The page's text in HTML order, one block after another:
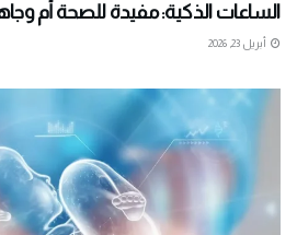
الساعات الذكية: مفيدة للصحة أم
أبريل 23, 2026